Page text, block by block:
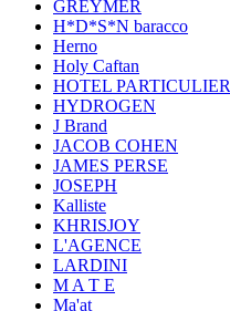
GREYMER
H*D*S*N baracco
Herno
Holy Caftan
HOTEL PARTICULIER
HYDROGEN
J Brand
JACOB COHEN
JAMES PERSE
JOSEPH
Kalliste
KHRISJOY
L'AGENCE
LARDINI
M A T E
Ma'at